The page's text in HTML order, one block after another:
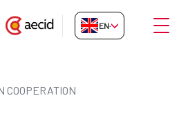
EN-GB
COOPERATION